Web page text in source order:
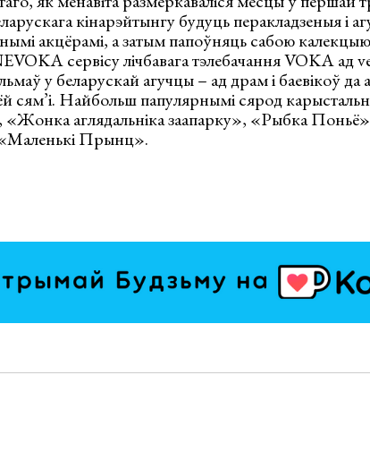
кінарэйтынгу будуць перакладзеныя і
акцёрамі, а затым папоўняць сабою
сервісу лічбавага тэлебачання VOKA aд
у беларускай агучцы – ад драм і баевікоў да
сям’і. Найбольш папулярнымі сярод
аглядальніка заапарку», «Рыбка
Прынц».